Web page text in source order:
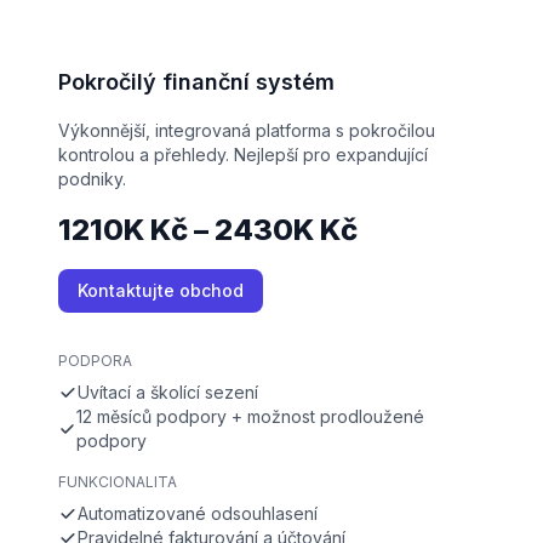
Pokročilý finanční systém
Výkonnější, integrovaná platforma s pokročilou
kontrolou a přehledy. Nejlepší pro expandující
podniky.
1210K Kč – 2430K Kč
Kontaktujte obchod
PODPORA
Uvítací a školící sezení
12 měsíců podpory + možnost prodloužené
podpory
FUNKCIONALITA
Automatizované odsouhlasení
Pravidelné fakturování a účtování